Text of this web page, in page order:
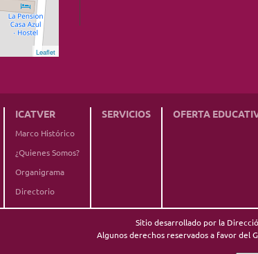
Leaflet
ICATVER
Marco Histórico
¿Quienes Somos?
Organigrama
Directorio
SERVICIOS OFERTA
Sitio desarrollado por la
Algunos derechos reservados a favor del